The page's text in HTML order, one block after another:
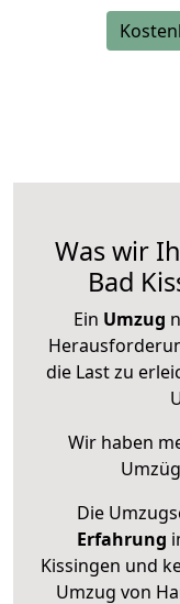
Was wir
Bad
Ein Umzug
die Last zu
Wir haben
Die
Erfahrung
Kissingen und
Umzug von